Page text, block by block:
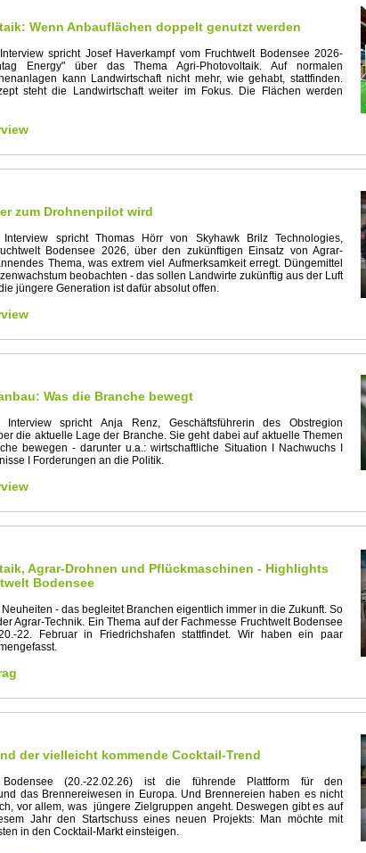
Wenn Anbauflächen doppelt genutzt werden
spricht Josef Haverkampf vom Fruchtwelt Bodensee 2026-
Energy" über das Thema Agri-Photovoltaik. Auf normalen
kann Landwirtschaft nicht mehr, wie gehabt, stattfinden.
steht die Landwirtschaft weiter im Fokus. Die Flächen werden
zum Drohnenpilot wird
Interview spricht Thomas Hörr von Skyhawk Brilz Technologies,
Bodensee 2026, über den zukünftigen Einsatz von Agrar-
Thema, was extrem viel Aufmerksamkeit erregt. Düngemittel
beobachten - das sollen Landwirte zukünftig aus der Luft
jüngere Generation ist dafür absolut offen.
Was die Branche bewegt
Interview spricht Anja Renz, Geschäftsführerin des Obstregion
die aktuelle Lage der Branche. Sie geht dabei auf aktuelle Themen
bewegen - darunter u.a.: wirtschaftliche Situation I Nachwuchs I
I Forderungen an die Politik.
Agrar-Drohnen und Pflückmaschinen - Highlights
Bodensee
- das begleitet Branchen eigentlich immer in die Zukunft. So
Agrar-Technik. Ein Thema auf der Fachmesse Fruchtwelt Bodensee
22. Februar in Friedrichshafen stattfindet. Wir haben ein paar
der vielleicht kommende Cocktail-Trend
(20.-22.02.26) ist die führende Plattform für den
das Brennereiwesen in Europa. Und Brennereien haben es nicht
vor allem, was jüngere Zielgruppen angeht. Deswegen gibt es auf
Jahr den Startschuss eines neuen Projekts: Man möchte mit
in den Cocktail-Markt einsteigen.